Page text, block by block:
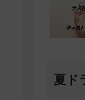
夏ド